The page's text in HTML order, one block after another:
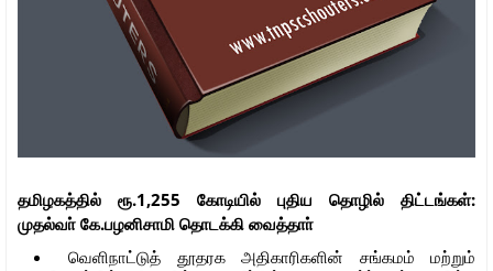
தமிழகத்தில் ரூ.1,255 கோடியில் புதிய தொழில் திட்டங்கள்:
முதல்வா் கே.பழனிசாமி தொடக்கி வைத்தாா்
வெளிநாட்டுத் தூதரக அதிகாரிகளின் சங்கமம் மற்றும்